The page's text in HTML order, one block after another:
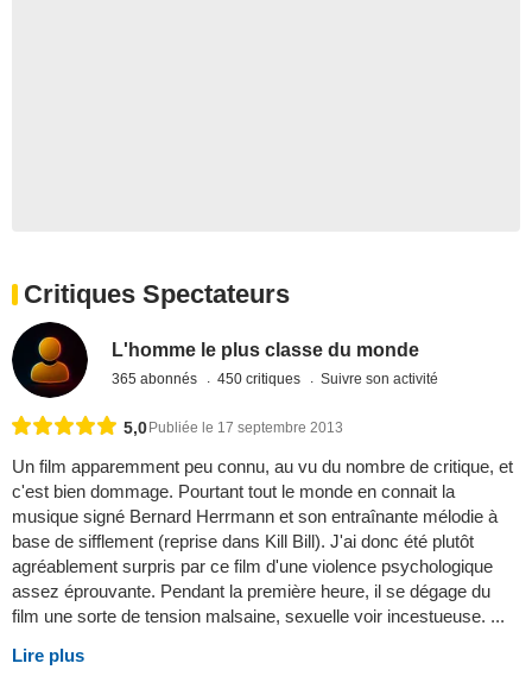
Critiques Spectateurs
L'homme le plus classe du monde
365 abonnés 450 critiques Suivre son activité
5,0 Publiée le 17 septembre 2013
Un film apparemment peu connu, au vu du nombre de critique, et
c'est bien dommage. Pourtant tout le monde en connait la
musique signé Bernard Herrmann et son entraînante mélodie à
base de sifflement (reprise dans Kill Bill). J'ai donc été plutôt
agréablement surpris par ce film d'une violence psychologique
assez éprouvante. Pendant la première heure, il se dégage du
film une sorte de tension malsaine, sexuelle voir incestueuse. ...
Lire plus